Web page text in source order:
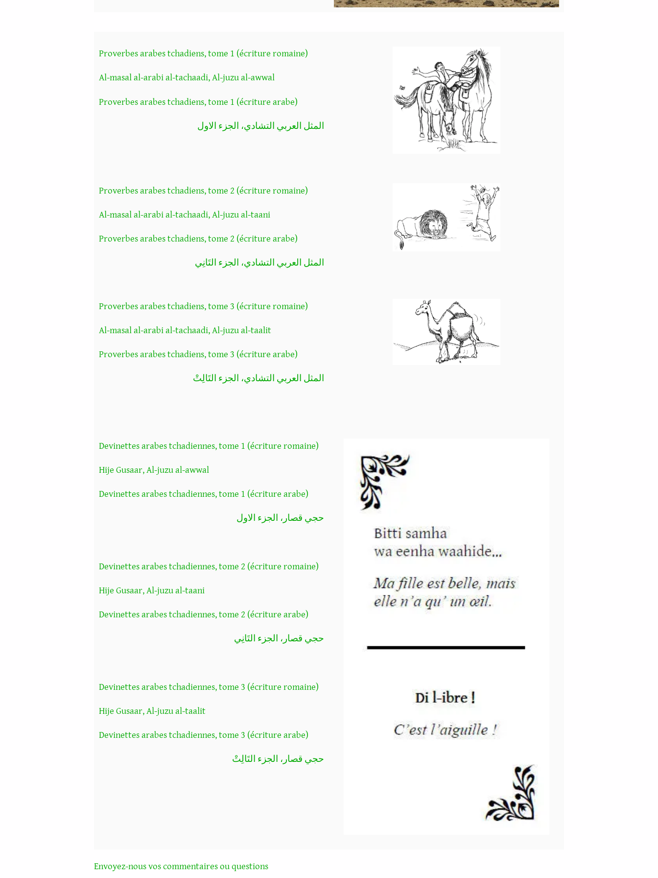
Proverbes arabes tchadiens, tome 1 (écriture romaine)
Al-masal al-arabi al-tachaadi, Al-juzu al-awwal
Proverbes arabes tchadiens, tome 1 (écriture arabe)
المثل العربي التشادي، الجزء الاول
Proverbes arabes tchadiens, tome 2 (écriture romaine)
Al-masal al-arabi al-tachaadi, Al-juzu al-taani
Proverbes arabes tchadiens, tome 2 (écriture arabe)
المثل العربي التشادي، الجزء التَانِي
Proverbes arabes tchadiens, tome 3 (écriture romaine)
Al-masal al-arabi al-tachaadi, Al-juzu al-taalit
Proverbes arabes tchadiens, tome 3 (écriture arabe)
المثل العربي التشادي، الجزء التَالِتْ
Devinettes arabes tchadiennes, tome 1 (écriture romaine)
Hije Gusaar, Al-juzu al-awwal
Devinettes arabes tchadiennes, tome 1 (écriture arabe)
حجي قصار، الجزء الاول
Devinettes arabes tchadiennes, tome 2 (écriture romaine)
Hije Gusaar, Al-juzu al-taani
Devinettes arabes tchadiennes, tome 2 (écriture arabe)
حجي قصار، الجزء التَانِي
Devinettes arabes tchadiennes, tome 3 (écriture romaine)
Hije Gusaar, Al-juzu al-taalit
Devinettes arabes tchadiennes, tome 3 (écriture arabe)
حجي قصار، الجزء التَالِتْ
Envoyez-nous vos commentaires ou questions